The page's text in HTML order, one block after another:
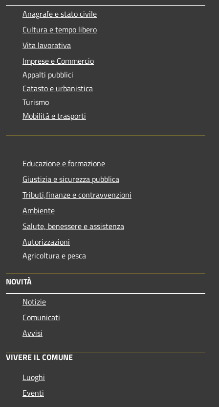
Anagrafe e stato civile
Cultura e tempo libero
Vita lavorativa
Imprese e Commercio
Appalti pubblici
Catasto e urbanistica
Turismo
Mobilità e trasporti
Educazione e formazione
Giustizia e sicurezza pubblica
Tributi,finanze e contravvenzioni
Ambiente
Salute, benessere e assistenza
Autorizzazioni
Agricoltura e pesca
NOVITÀ
Notizie
Comunicati
Avvisi
VIVERE IL COMUNE
Luoghi
Eventi